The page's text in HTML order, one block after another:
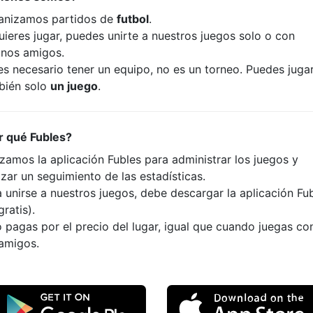
partidos de futbol.
jugar, puedes unirte a nuestros juegos solo o con
amigos.
necesario tener un equipo, no es un torneo. Puedes
solo un juego.
qué Fubles?
la aplicación Fubles para administrar los juegos y
un seguimiento de las estadísticas.
unirse a nuestros juegos, debe descargar la aplicación
pagas por el precio del lugar, igual que cuando juegas